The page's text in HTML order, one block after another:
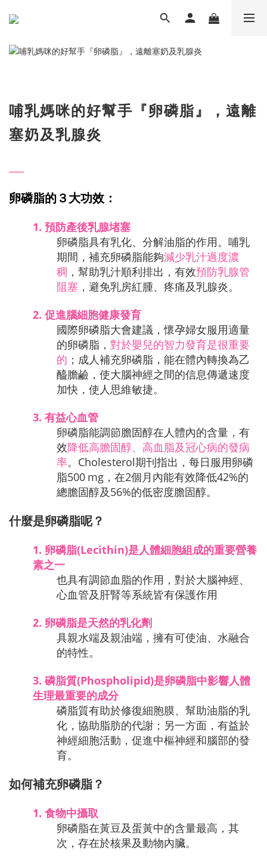
哺乳媽咪的好幫手『卵磷脂』，遠離
塞奶及乳腺炎
卵磷脂的３大功效：
1. 預防產後乳腺堵塞
卵磷脂具有乳化、分解油脂的作用。哺乳
期間，補充卵磷脂能夠減少乳汁過度濃
稠 ，幫助乳汁順利排出，有效預防乳腺管
阻塞 ，避免乳房紅腫、疼痛及乳腺炎。
2. 促進腦細胞健康發育
國際卵磷脂大會建議，懷孕婦女服用適量
的卵磷脂， 對於嬰兒的智力發育是很重要
的 ；成人補充卵磷脂，能在體內轉換為乙
醯膽鹼，使大腦神經之間的信息傳遞速度
加快，使人思維敏捷。
3. 有益心血管
卵磷脂能調節膽固醇在人體內的含量，有
效降低高膽固醇、高血脂及冠心病的發病
率。Cholesterol期刊指出，每日服用卵磷
脂500 mg，在2個月內能有效降低42%的
總膽固醇及56%的低密度膽固醇。
什麼是卵磷脂呢？
1. 卵磷脂(Lecithin)是人體細胞組成的重要營養
素之一
也具有調節血脂的作用，對於大腦神經、
心血管及肝腎等系統皆有保護作用
2. 卵磷脂是天然的乳化劑
具親水端及親油端，擁有可使油、水融合
的特性。
3. 磷脂質(Phospholipid)是卵磷脂中影響人體
生理最重要的成分
磷脂質有助於修復細胞膜、幫助油脂的乳
化，協助脂肪的代謝；另一方面，有益於
神經細胞活動，促進中樞神經和腦部的發
育。
如何補充卵磷脂？
1. 食物中攝取
卵磷脂在黃豆及蛋黃中的含量最高，其
次，存在於核果及動物內臟。